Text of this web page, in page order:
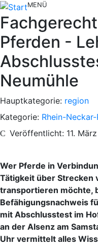
MENÜ
Pferden -
Neumühle
Hauptkategorie: region
Kategorie: Rhein-
Veröffentlicht: 11.
Wer Pferde in
Tätigkeit über Strecken
transportieren möchte,
Befähigungsnachweis
mit Abschlusstest im
an der Alsenz am
Uhr vermittelt alles